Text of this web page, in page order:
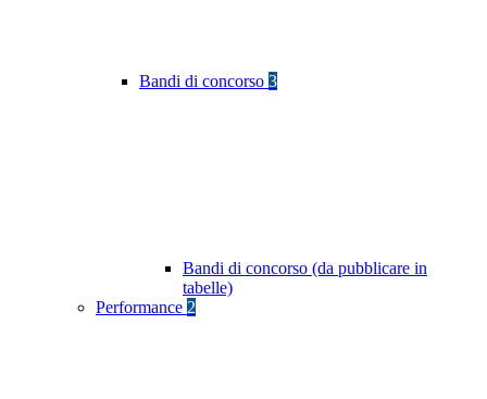
Bandi di concorso 3
Bandi di concorso (da pubblicare in
tabelle)
Performance 2